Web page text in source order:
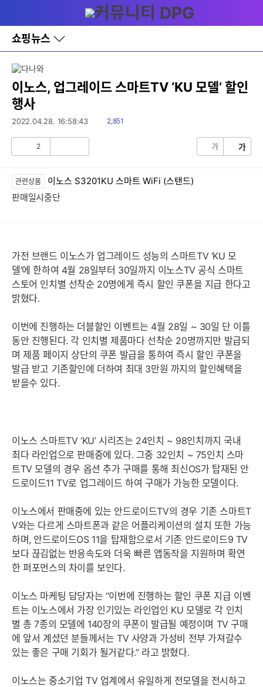
와
홈
쇼핑뉴스
바
로
레
이
토
이노스, 업그레이드 스마트TV ‘KU 모델’ 할인
행사
2022.04.28. 16:58:43
읽
2,851
2 가 가
관련상품
이노스 S3201KU 스마트 WiFi (스탠드)
판매일시중단
가전 브랜드 이노스가 업그레이드 성능의 스마트TV ‘KU 모
델’에 한하여 4월 28일부터 30일까지 이노스TV 공식 스마트
스토어 인치별 선착순 20명에게 즉시 할인 쿠폰을 지급 한다고
밝혔다.
이번에 진행하는 더블할인 이벤트는 4월 28일 ~ 30일 단 이틀
동안 진행된다. 각 인치별 제품마다 선착순 20명까지만 발급되
며 제품 페이지 상단의 쿠폰 발급을 통하여 즉시 할인 쿠폰을
발급 받고 기존할인에 더하여 최대 3만원 까지의 할인혜택을
받을수 있다.
이노스 스마트TV ‘KU’ 시리즈는 24인치 ~ 98인치까지 국내
최다 라인업으로 판매중에 있다. 그중 32인치 ~ 75인치 스마
트TV 모델의 경우 옵션 추가 구매를 통해 최신OS가 탑재된 안
드로이드11 TV로 업그레이드 하여 구매가 가능한 모델이다.
이노스에서 판매중에 있는 안드로이드TV의 경우 기존 스마트T
V와는 다르게 스마트폰과 같은 어플리케이션의 설치 또한 가능
하며, 안드로이드OS 11을 탑재함으로서 기존 안드로이드9 TV
보다 끊김없는 반응속도와 더욱 빠른 앱동작을 지원하며 확연
한 퍼포먼스의 차이를 보인다.
이노스 마케팅 담당자는 “이번에 진행하는 할인 쿠폰 지급 이벤
트는 이노스에서 가장 인기있는 라인업인 KU 모델로 각 인치
별 총 7종의 모델에 140장의 쿠폰이 발급될 예정이며 TV 구매
에 앞서 계셨던 분들께서는 TV 사양과 가성비 전부 가져갈수
있는 좋은 구매 기회가 될거같다.” 라고 밝혔다.
이노스는 중소기업 TV 업계에서 유일하게 전모델을 전시하고